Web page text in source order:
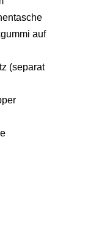
auf
(separat